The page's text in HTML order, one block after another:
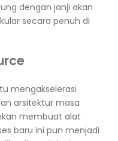
dengan janji akan
secara penuh di
mengakselerasi
arsitektur masa
membuat alat
baru ini pun menjadi